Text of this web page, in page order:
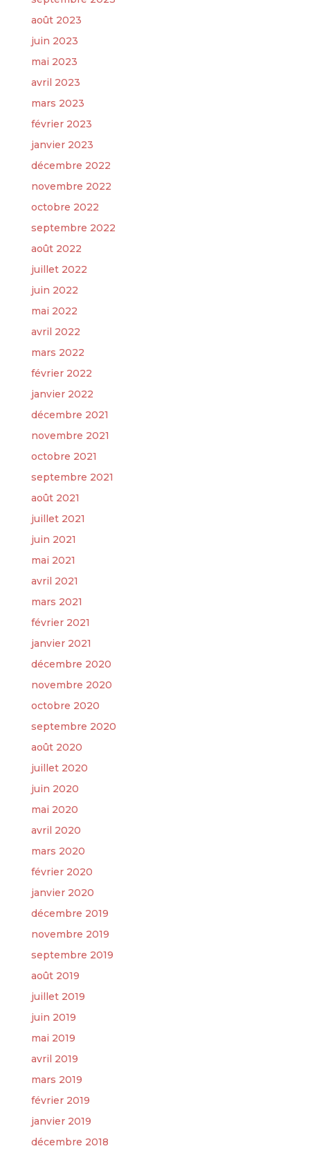
août 2023
juin 2023
mai 2023
avril 2023
mars 2023
février 2023
janvier 2023
décembre 2022
novembre 2022
octobre 2022
septembre 2022
août 2022
juillet 2022
juin 2022
mai 2022
avril 2022
mars 2022
février 2022
janvier 2022
décembre 2021
novembre 2021
octobre 2021
septembre 2021
août 2021
juillet 2021
juin 2021
mai 2021
avril 2021
mars 2021
février 2021
janvier 2021
décembre 2020
novembre 2020
octobre 2020
septembre 2020
août 2020
juillet 2020
juin 2020
mai 2020
avril 2020
mars 2020
février 2020
janvier 2020
décembre 2019
novembre 2019
septembre 2019
août 2019
juillet 2019
juin 2019
mai 2019
avril 2019
mars 2019
février 2019
janvier 2019
décembre 2018